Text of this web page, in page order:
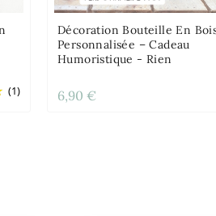
(1)
Décoration Bouteille En
Personnalisée – Cadeau
Humoristique - Rien
6,90 €